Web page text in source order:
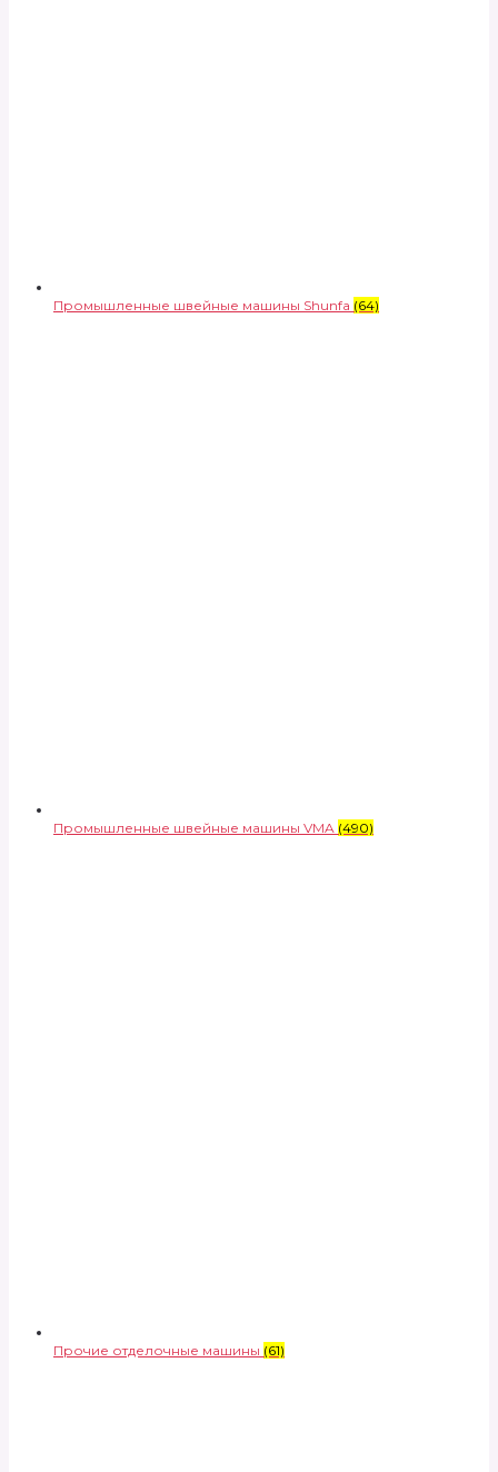
Промышленные швейные машины Shunfa (64)
Промышленные швейные машины VMA (490)
Прочие отделочные машины (61)